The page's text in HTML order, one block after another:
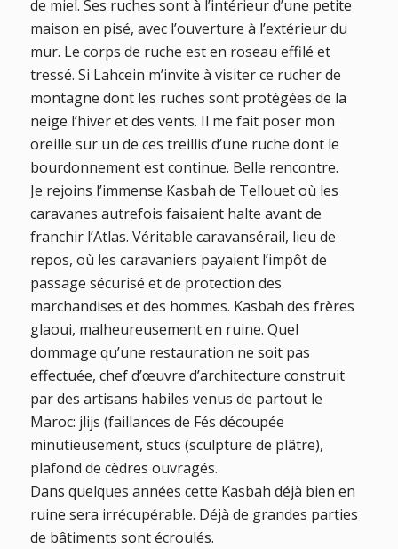
de miel. Ses ruches sont à l’intérieur d’une petite
maison en pisé, avec l’ouverture à l’extérieur du
mur. Le corps de ruche est en roseau effilé et
tressé. Si Lahcein m’invite à visiter ce rucher de
montagne dont les ruches sont protégées de la
neige l’hiver et des vents. Il me fait poser mon
oreille sur un de ces treillis d’une ruche dont le
bourdonnement est continue. Belle rencontre.
Je rejoins l’immense Kasbah de Tellouet où les
caravanes autrefois faisaient halte avant de
franchir l’Atlas. Véritable caravansérail, lieu de
repos, où les caravaniers payaient l’impôt de
passage sécurisé et de protection des
marchandises et des hommes. Kasbah des frères
glaoui, malheureusement en ruine. Quel
dommage qu’une restauration ne soit pas
effectuée, chef d’œuvre d’architecture construit
par des artisans habiles venus de partout le
Maroc: jlijs (faillances de Fés découpée
minutieusement, stucs (sculpture de plâtre),
plafond de cèdres ouvragés.
Dans quelques années cette Kasbah déjà bien en
ruine sera irrécupérable. Déjà de grandes parties
de bâtiments sont écroulés.